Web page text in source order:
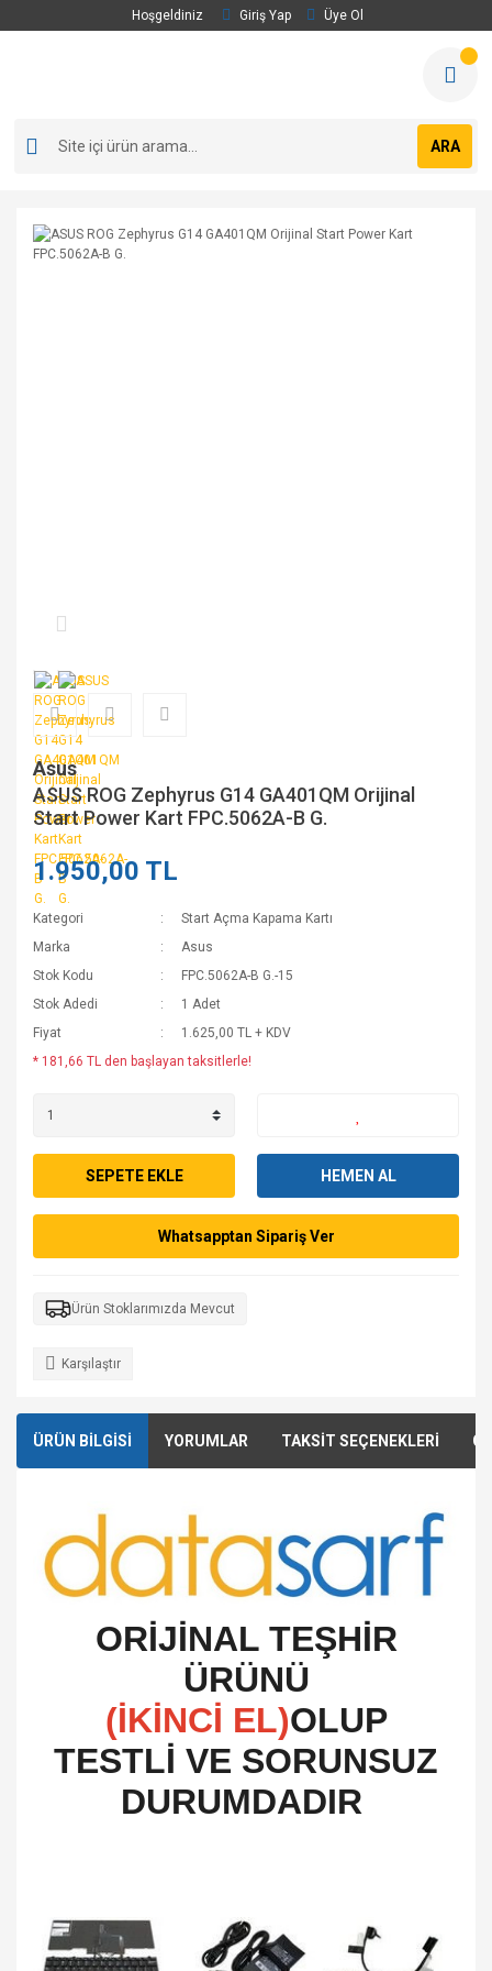
Hoşgeldiniz Giriş Yap Üye Ol
ARA
Asus
ASUS ROG Zephyrus G14 GA401QM Orijinal
Start Power Kart FPC.5062A-B G.
1.950,00 TL
Kategori
Start Açma Kapama Kartı
Marka
Asus
Stok Kodu
FPC.5062A-B G.-15
Stok Adedi
1 Adet
Fiyat
1.625,00 TL + KDV
* 181,66 TL den başlayan taksitlerle!
SEPETE EKLE HEMEN AL
Whatsapptan Sipariş Ver
Ürün Stoklarımızda Mevcut
Karşılaştır
ÜRÜN BİLGİSİ YORUMLAR TAKSİT SEÇENEKLERİ
ORİJİNAL TEŞHİR
ÜRÜNÜ
(İKİNCİ EL)OLUP
TESTLİ VE SORUNSUZ
DURUMDADIR